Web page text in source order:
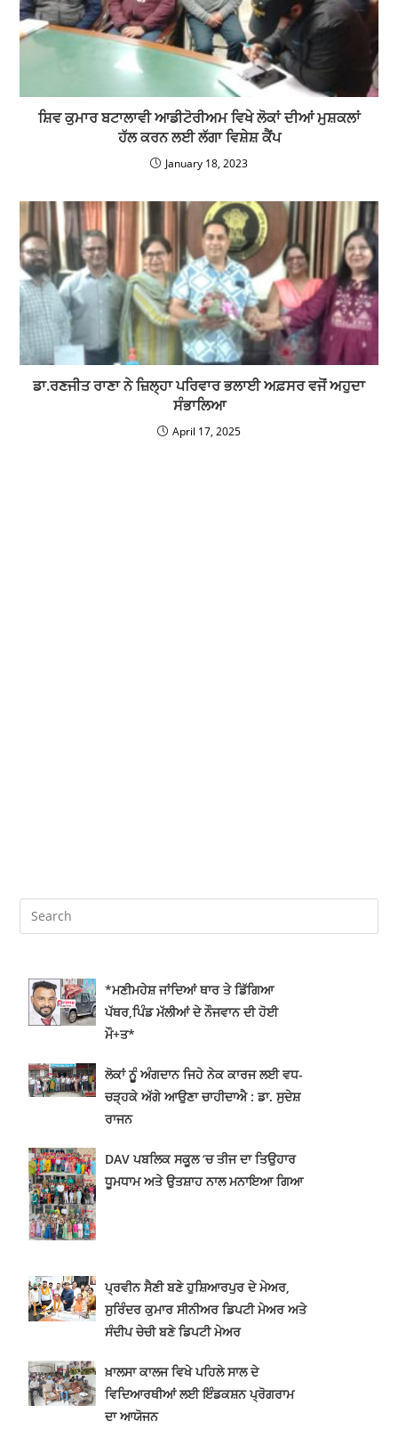
ਸ਼ਿਵ ਕੁਮਾਰ ਬਟਾਲਾਵੀ ਆਡੀਟੋਰੀਅਮ ਵਿਖੇ ਲੋਕਾਂ ਦੀਆਂ ਮੁਸ਼ਕਲਾਂ
ਹੱਲ ਕਰਨ ਲਈ ਲੱਗਾ ਵਿਸ਼ੇਸ਼ ਕੈਂਪ
January 18, 2023
ਡਾ.ਰਣਜੀਤ ਰਾਣਾ ਨੇ ਜ਼ਿਲ੍ਹਾ ਪਰਿਵਾਰ ਭਲਾਈ ਅਫ਼ਸਰ ਵਜੋਂ ਅਹੁਦਾ
ਸੰਭਾਲਿਆ
April 17, 2025
*ਮਣੀਮਹੇਸ਼ ਜਾਂਦਿਆਂ ਥਾਰ ਤੇ ਡਿੱਗਿਆ
ਪੱਥਰ,ਪਿੰਡ ਮੱਲੀਆਂ ਦੇ ਨੌਜਵਾਨ ਦੀ ਹੋਈ
ਮੌ+ਤ*
ਲੋਕਾਂ ਨੂੂੰ ਅੰਗਦਾਨ ਜਿਹੇ ਨੇਕ ਕਾਰਜ ਲਈ ਵਧ-
ਚੜ੍ਹਕੇ ਅੱਗੇ ਆਉਣਾ ਚਾਹੀਦਾਐ : ਡਾ. ਸੁਦੇਸ਼
ਰਾਜਨ
DAV ਪਬਲਿਕ ਸਕੂਲ ‘ਚ ਤੀਜ ਦਾ ਤਿਉਹਾਰ
ਧੂਮਧਾਮ ਅਤੇ ਉਤਸ਼ਾਹ ਨਾਲ ਮਨਾਇਆ ਗਿਆ
ਪ੍ਰਵੀਨ ਸੈਣੀ ਬਣੇ ਹੁਸ਼ਿਆਰਪੁਰ ਦੇ ਮੇਅਰ,
ਸੁਰਿੰਦਰ ਕੁਮਾਰ ਸੀਨੀਅਰ ਡਿਪਟੀ ਮੇਅਰ ਅਤੇ
ਸੰਦੀਪ ਚੇਚੀ ਬਣੇ ਡਿਪਟੀ ਮੇਅਰ
ਖ਼ਾਲਸਾ ਕਾਲਜ ਵਿਖੇ ਪਹਿਲੇ ਸਾਲ ਦੇ
ਵਿਦਿਆਰਥੀਆਂ ਲਈ ਇੰਡਕਸ਼ਨ ਪ੍ਰੋਗਰਾਮ
ਦਾ ਆਯੋਜਨ